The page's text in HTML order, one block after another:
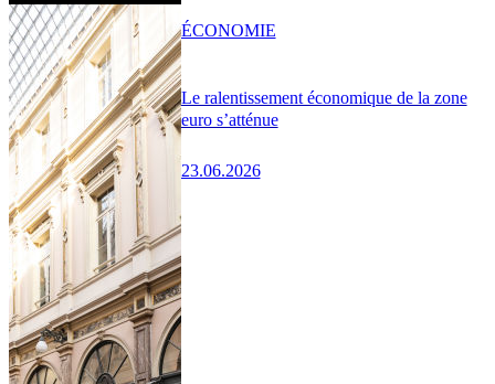
Le ralentissement économique de la zone
euro s’atténue
23.06.2026
ÉCONOMIE